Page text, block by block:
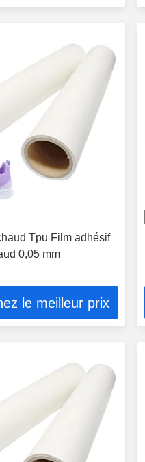
Tpu Film adhésif
0,05 mm
le meilleur prix